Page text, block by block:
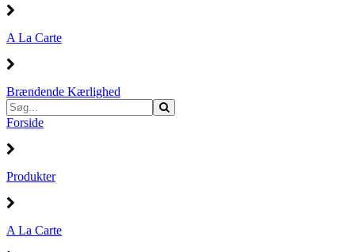
A La Carte
Brændende Kærlighed
Forside
Produkter
A La Carte